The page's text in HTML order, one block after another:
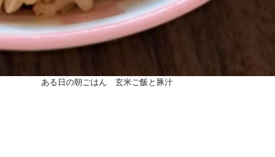
ある日の朝ごはん 玄米ご飯と豚汁